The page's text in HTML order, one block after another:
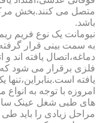
متصل می کنند.بخش
باشد.
نیومانت یک نوع فریم
به سمت بینی قرار
دماغه،اتصال یافته اند
فلزی برقرار می شود
یافته
امروزه با توجه به
های طبی شغل عینک
مراحل زیادی را باید طی